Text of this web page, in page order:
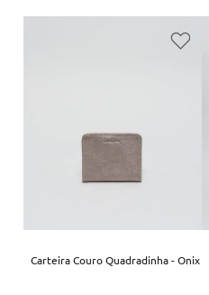
Carteira Couro Quadradinha - Onix